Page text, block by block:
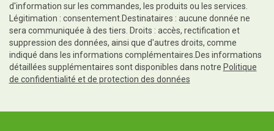
d'information sur les commandes, les produits ou les services.
Légitimation : consentement.Destinataires : aucune donnée ne
sera communiquée à des tiers. Droits : accès, rectification et
suppression des données, ainsi que d'autres droits, comme
indiqué dans les informations complémentaires.Des informations
détaillées supplémentaires sont disponibles dans notre Politique
de confidentialité et de protection des données